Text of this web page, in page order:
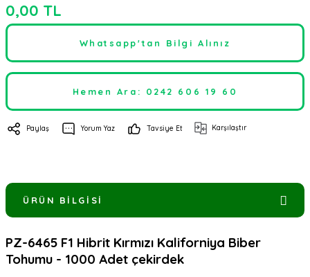
0,00 TL
Whatsapp'tan Bilgi Alınız
Hemen Ara: 0242 606 19 60
Paylaş Yorum Yaz Tavsiye Et Karşılaştır
ÜRÜN BILGISI
PZ-6465 F1 Hibrit Kırmızı Kaliforniya Biber
Tohumu - 1000 Adet çekirdek